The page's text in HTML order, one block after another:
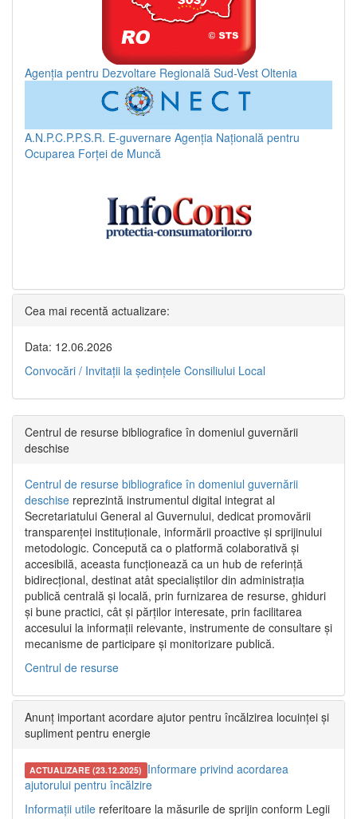
Agenția pentru Dezvoltare Regională Sud-Vest Oltenia
A.N.P.C.P.P.S.R. E-guvernare Agenția Națională pentru
Ocuparea Forței de Muncă
Cea mai recentă actualizare:
Data: 12.06.2026
Convocări / Invitaţii la şedinţele Consiliului Local
Centrul de resurse bibliografice în domeniul guvernării
deschise
Centrul de resurse bibliografice în domeniul guvernării
deschise reprezintă instrumentul digital integrat al
Secretariatului General al Guvernului, dedicat promovării
transparenței instituționale, informării proactive și sprijinului
metodologic. Concepută ca o platformă colaborativă și
accesibilă, aceasta funcționează ca un hub de referință
bidirecțional, destinat atât specialiștilor din administrația
publică centrală și locală, prin furnizarea de resurse, ghiduri
și bune practici, cât și părților interesate, prin facilitarea
accesului la informații relevante, instrumente de consultare și
mecanisme de participare și monitorizare publică.
Centrul de resurse
Anunț important acordare ajutor pentru încălzirea locuinței și
supliment pentru energie
ACTUALIZARE (23.12.2025) Informare privind acordarea
ajutorului pentru încălzire
Informații utile referitoare la măsurile de sprijin conform Legii